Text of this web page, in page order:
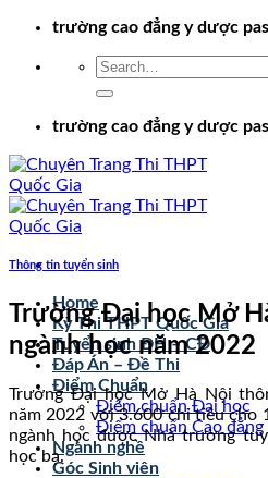
Chuyểntrường cao đẳng y dược
trường cao đẳng y dược
Home
Kỳ Thi THPT Quốc Gia
Tuyển sinh ĐH – CĐ
Đáp Án – Đề Thi
Điểm Chuẩn
Điểm chuẩn Đại học
Điểm chuẩn Cao đẳng
Ngành nghề
Góc Sinh viên
Thông tin tuyển sinh
Trường Đại học Mở
ngành học năm 2022
Trường Đại học Mở Hà Nội
năm 2022 với 3.600 chỉ tiêu cho
ngành học được Nhà trường
học bạ.